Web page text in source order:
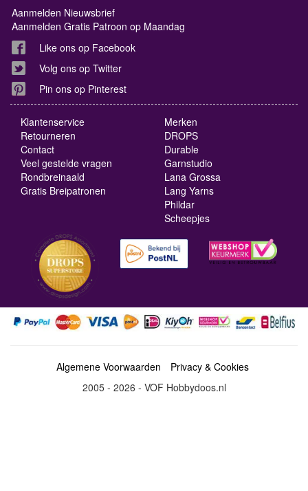
Aanmelden Nieuwsbrief
Aanmelden Gratis Patroon op Maandag
Like ons op Facebook
Volg ons op Twitter
Pin ons op Pinterest
Klantenservice
Retourneren
Contact
Veel gestelde vragen
Rondbreinaald
Gratis Breipatronen
Merken
DROPS
Durable
Garnstudio
Lana Grossa
Lang Yarns
Phildar
Scheepjes
Algemene Voorwaarden
Privacy & Cookies
2005 - 2026 - VOF Hobbydoos.nl